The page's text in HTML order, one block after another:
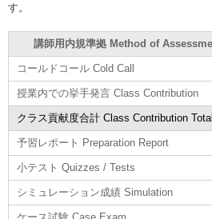
す。
講師用内規準拠 Method of
コールドコール Cold Call
授業内での挙手発言 Class Contribution
クラス貢献度合計 Class Contribution Total
予習レポート Preparation Report
小テスト Quizzes / Tests
シミュレーション成績 Simulation